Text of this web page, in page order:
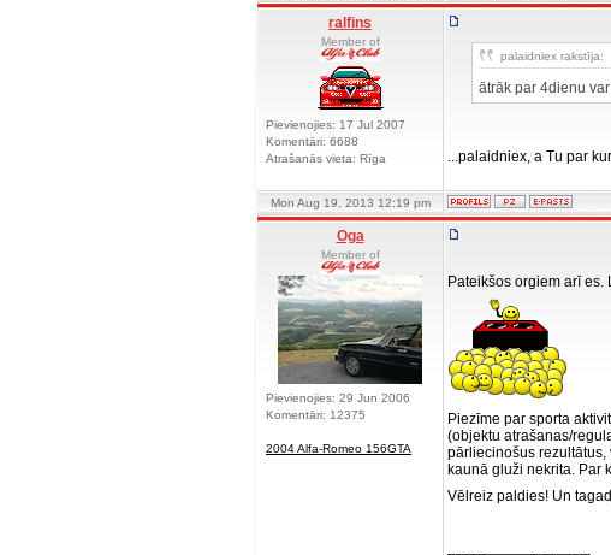
ralfins
Member of
Pievienojies: 17 Jul 2007
Komentāri: 6688
Atrašanās vieta: Rīga
palaidniex rakstīja:
ātrāk par 4dienu
...palaidniex, a Tu par
Mon Aug 19, 2013 12:19 pm
Oga
Member of
Pievienojies: 29 Jun 2006
Komentāri: 12375
2004 Alfa-Romeo 156GTA
Pateikšos orgiem arī
Piezīme par sporta
(objektu atrašanas/
pārliecinošus
kaunā gluži nekrita. Par
Vēlreiz paldies! Un